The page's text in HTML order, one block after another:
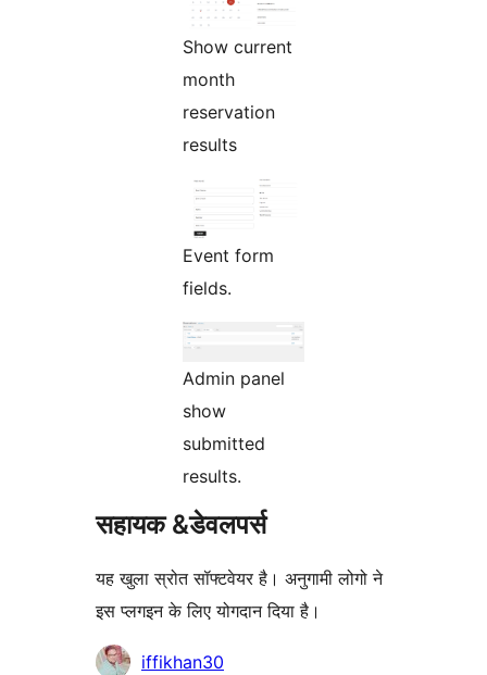
Show current
month
reservation
results
Event form
fields.
Admin panel
show
submitted
results.
सहायक &डेवलपर्स
यह खुला स्रोत सॉफ्टवेयर है। अनुगामी लोगो ने
इस प्लगइन के लिए योगदान दिया है।
योगदानकर्ताiffikhan30